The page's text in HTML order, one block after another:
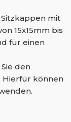
mit
15x15mm bis
für einen
den
Hierfür können